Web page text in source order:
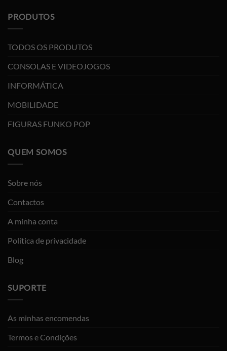
PRODUTOS
TODOS OS PRODUTOS
CONSOLAS E VIDEOJOGOS
INFORMÁTICA
MOBILIDADE
FIGURAS FUNKO POP
QUEM SOMOS
Sobre nós
Contactos
A minha conta
Política de privacidade
Blog
SUPORTE
As minhas encomendas
Termos e Condições